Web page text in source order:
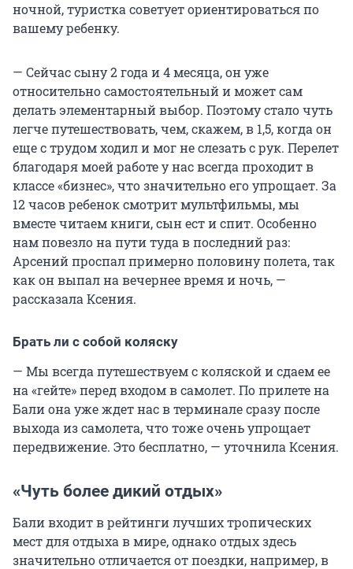
ночной, туристка советует ориентироваться по
вашему ребенку.
— Сейчас сыну 2 года и 4 месяца, он уже
относительно самостоятельный и может сам
делать элементарный выбор. Поэтому стало чуть
легче путешествовать, чем, скажем, в 1,5, когда он
еще с трудом ходил и мог не слезать с рук. Перелет
благодаря моей работе у нас всегда проходит в
классе «бизнес», что значительно его упрощает. За
12 часов ребенок смотрит мультфильмы, мы
вместе читаем книги, сын ест и спит. Особенно
нам повезло на пути туда в последний раз:
Арсений проспал примерно половину полета, так
как он выпал на вечернее время и ночь, —
рассказала Ксения.
Брать ли с собой коляску
— Мы всегда путешествуем с коляской и сдаем ее
на «гейте» перед входом в самолет. По прилете на
Бали она уже ждет нас в терминале сразу после
выхода из самолета, что тоже очень упрощает
передвижение. Это бесплатно, — уточнила Ксения.
«Чуть более дикий отдых»
Бали входит в рейтинги лучших тропических
мест для отдыха в мире, однако отдых здесь
значительно отличается от поездки, например, в